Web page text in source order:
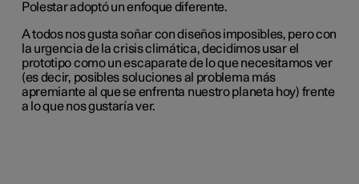
Polestar adoptó un enfoque diferente.
A todos nos gusta soñar con diseños imposibles, pero con
la urgencia de la crisis climática, decidimos usar el
prototipo como un escaparate de lo que necesitamos ver
(es decir, posibles soluciones al problema más
apremiante al que se enfrenta nuestro planeta hoy) frente
a lo que nos gustaría ver.